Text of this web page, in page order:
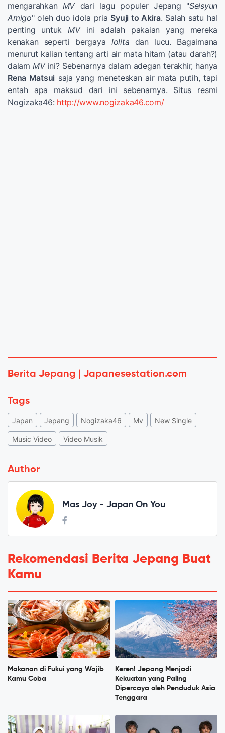
mengarahkan MVdari lagu populer Jepang "Seisyun
Amigo" oleh duo idola pria Syuji to Akira. Salah satu hal
penting untukMVini adalah pakaian yang mereka
kenakan seperti bergaya lolita dan lucu. Bagaimana
menurut kalian tentang arti air mata hitam (atau darah?)
dalam MVini? Sebenarnya dalam adegan terakhir, hanya
Rena Matsui saja yang meneteskan air mata putih, tapi
entah apa maksud dari ini sebenarnya. Situs resmi
Nogizaka46: http://www.nogizaka46.com/
Berita Jepang | Japanesestation.com
Tags
Japan Jepang Nogizaka46 Mv New Single
Music Video Video Musik
Author
Mas Joy - Japan On You
Rekomendasi Berita Jepang Buat
Kamu
Makanan di Fukui yang Wajib
Kamu Coba
Keren! Jepang Menjadi
Kekuatan yang Paling
Dipercaya oleh Penduduk Asia
Tenggara